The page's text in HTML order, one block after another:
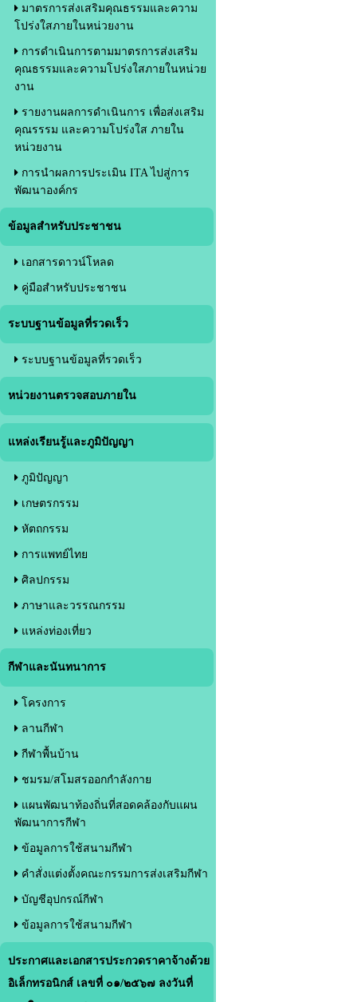
มาตรการส่งเสริมคุณธรรมและความ
โปร่งใสภายในหน่วยงาน
การดำเนินการตามมาตรการส่งเสริม
คุณธรรมและความโปร่งใสภายในหน่วย
งาน
รายงานผลการดำเนินการ เพื่อส่งเสริม
คุณรรรม และความโปร่งใส ภายใน
หน่วยงาน
การนำผลการประเมิน ITA ไปสู่การ
พัฒนาองค์กร
ข้อมูลสำหรับประชาชน
เอกสารดาวน์โหลด
คู่มือสำหรับประชาชน
ระบบฐานข้อมูลที่รวดเร็ว
ระบบฐานข้อมูลที่รวดเร็ว
หน่วยงานตรวจสอบภายใน
แหล่งเรียนรู้และภูมิปัญญา
ภูมิปัญญา
เกษตรกรรม
หัตถกรรม
การแพทย์ไทย
ศิลปกรรม
ภาษาและวรรณกรรม
แหล่งท่องเที่ยว
กีฬาและนันทนาการ
โครงการ
ลานกีฬา
กีฬาพื้นบ้าน
ชมรม/สโมสรออกกำลังกาย
แผนพัฒนาท้องถิ่นที่สอดคล้องกับแผน
พัฒนาการกีฬา
ข้อมูลการใช้สนามกีฬา
คำสั่งแต่งตั้งคณะกรรมการส่งเสริมกีฬา
บัญชีอุปกรณ์กีฬา
ข้อมูลการใช้สนามกีฬา
ประกาศและเอกสารประกวดราคาจ้างด้วย
อิเล็กทรอนิกส์ เลขที่ ๐๑/๒๕๖๗ ลงวันที่